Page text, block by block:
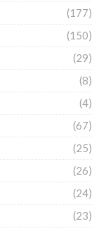
(177)
(150)
(29)
(8)
(4)
(67)
(25)
(26)
(24)
(23)